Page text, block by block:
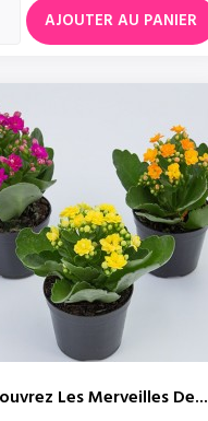
AJOUTER AU PANIER
Les Merveilles De...